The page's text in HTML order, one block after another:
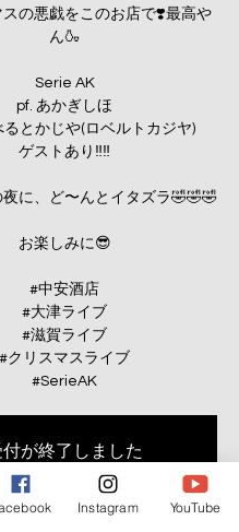
スの悪戯をこのお店で❣️最高や
ん🍶
Serie AK
pf. あかぎしほ
とかじや(ロベルトカジヤ)
ゲストあり‼️‼️
に、ど〜んとイタズラ🤣🤣🤣
お楽しみに😎
#中安酒店
#大津ライブ
#滋賀ライブ
#クリスマスライブ
#SerieAK
付が終了しました
のイベントを見る
Instagram YouTube